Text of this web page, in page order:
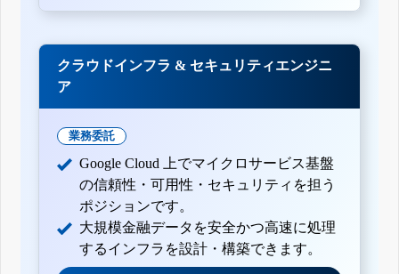
クラウドインフラ & セキュリティエンジニ
ア
業務委託
Google Cloud 上でマイクロサービス基盤
の信頼性・可用性・セキュリティを担う
ポジションです。
大規模金融データを安全かつ高速に処理
するインフラを設計・構築できます。